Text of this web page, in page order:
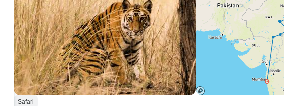
Safari